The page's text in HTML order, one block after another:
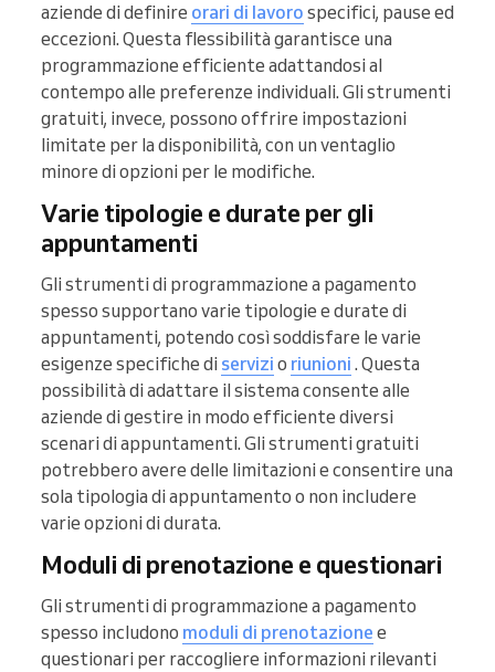
aziende di definire orari di lavoro specifici, pause ed
eccezioni. Questa flessibilità garantisce una
programmazione efficiente adattandosi al
contempo alle preferenze individuali. Gli strumenti
gratuiti, invece, possono offrire impostazioni
limitate per la disponibilità, con un ventaglio
minore di opzioni per le modifiche.
Varie tipologie e durate per gli
appuntamenti
Gli strumenti di programmazione a pagamento
spesso supportano varie tipologie e durate di
appuntamenti, potendo così soddisfare le varie
esigenze specifiche di servizi o riunioni . Questa
possibilità di adattare il sistema consente alle
aziende di gestire in modo efficiente diversi
scenari di appuntamenti. Gli strumenti gratuiti
potrebbero avere delle limitazioni e consentire una
sola tipologia di appuntamento o non includere
varie opzioni di durata.
Moduli di prenotazione e questionari
Gli strumenti di programmazione a pagamento
spesso includono moduli di prenotazione e
questionari per raccogliere informazioni rilevanti